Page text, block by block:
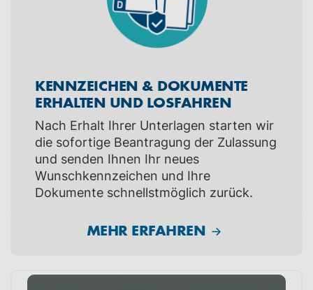
KENNZEICHEN & DOKUMENTE
ERHALTEN UND LOSFAHREN
Nach Erhalt Ihrer Unterlagen starten wir
die sofortige Beantragung der Zulassung
und senden Ihnen Ihr neues
Wunschkennzeichen und Ihre
Dokumente schnellstmöglich zurück.
MEHR ERFAHREN